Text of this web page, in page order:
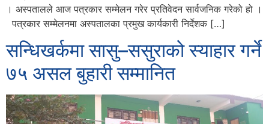
। अस्पतालले आज पत्रकार सम्मेलन गरेर प्रतिवेदन सार्वजनिक गरेको हो ।
पत्रकार सम्मेलनमा अस्पतालका प्रमुख कार्यकारी निर्देशक […]
सन्धिखर्कमा सासु–ससुराको स्याहार गर्ने
७५ असल बुहारी सम्मानित